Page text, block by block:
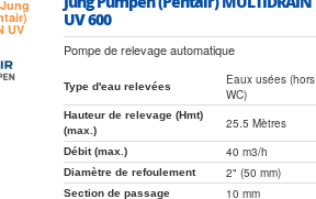
UV 600
Pompe de relevage automatique
Type d'eau relevées
Eaux usées (hors
WC)
Hauteur de relevage (Hmt)
(max.)
25.5 Mètres
Débit (max.) 40 m3/h
Diamètre de refoulement 2" (50 mm)
Section de passage 10 mm